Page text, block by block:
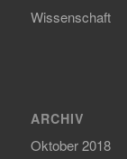
Wissenschaft
ARCHIV
Oktober 2018